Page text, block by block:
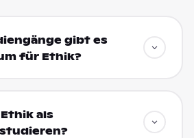
gibt es
für Ethik?
als